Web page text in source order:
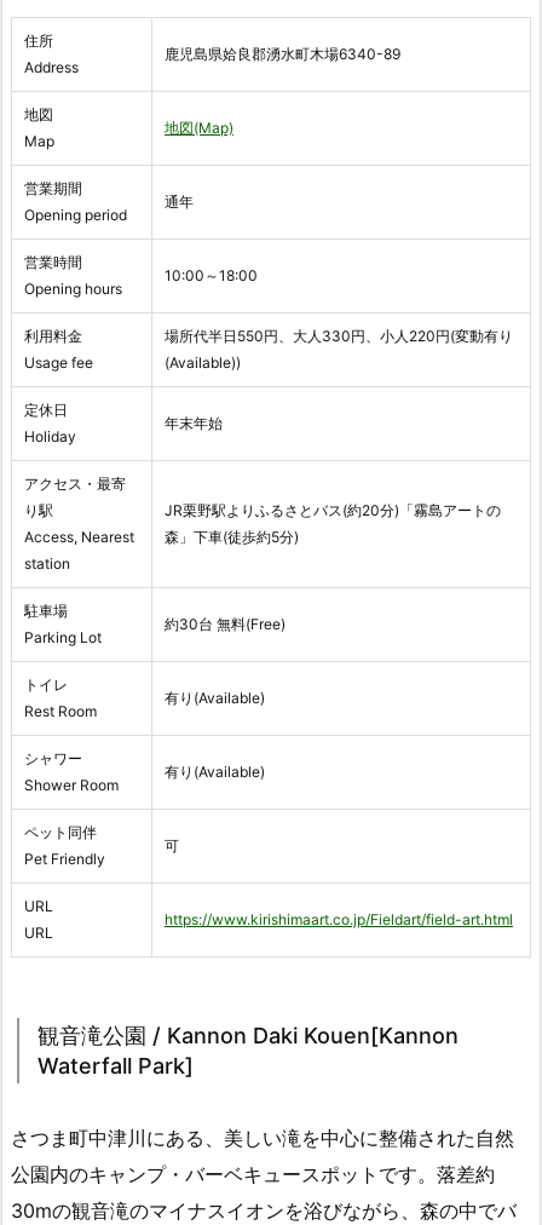
住所
Address
鹿児島県姶良郡湧水町木場6340-89
地図
Map
地図(Map)
営業期間
Opening period
通年
営業時間
Opening hours
10:00～18:00
利用料金
Usage fee
場所代半日550円、大人330円、小人220円(変動有り
(Available))
定休日
Holiday
年末年始
アクセス・最寄
り駅
Access, Nearest
station
JR栗野駅よりふるさとバス(約20分)「霧島アートの
森」下車(徒歩約5分)
駐車場
Parking Lot
約30台 無料(Free)
トイレ
Rest Room
有り(Available)
シャワー
Shower Room
有り(Available)
ペット同伴
Pet Friendly
可
URL
URL
https://www.kirishimaart.co.jp/Fieldart/field-art.html
観音滝公園 / Kannon Daki Kouen[Kannon
Waterfall Park]
さつま町中津川にある、美しい滝を中心に整備された自然
公園内のキャンプ・バーベキュースポットです。落差約
30mの観音滝のマイナスイオンを浴びながら、森の中でバ